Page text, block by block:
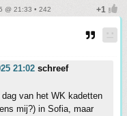
@ 21:33 • 242
21:02 schreef
van het WK kadetten
mij?) in Sofia, maar